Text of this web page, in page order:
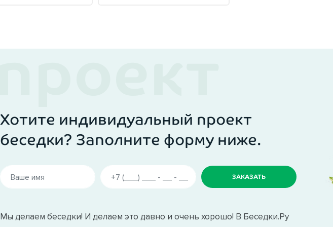
Хотите индивидуальный проект
беседки? Заполните форму ниже.
Мы делаем беседки! И делаем это давно и очень хорошо! В Беседки.Ру